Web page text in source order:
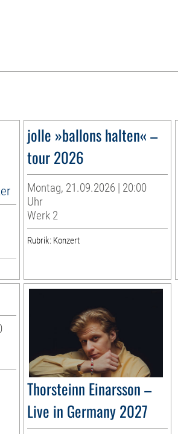
jolle »ballons halten« –
tour 2026
Montag, 21.09.2026 | 20:00
Uhr
Werk 2
Rubrik: Konzert
Thorsteinn Einarsson –
Live in Germany 2027